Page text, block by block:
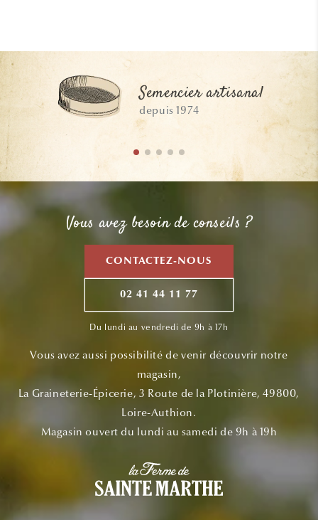
Semencier artisanal
depuis 1974
Vous avez besoin de conseils ?
CONTACTEZ-NOUS
02 41 44 11 77
Du lundi au vendredi de 9h à 17h
Vous avez aussi possibilité de venir découvrir notre
magasin,
La Graineterie-Épicerie, 3 Route de la Plotinière, 49800,
Loire-Authion.
Magasin ouvert du lundi au samedi de 9h à 19h